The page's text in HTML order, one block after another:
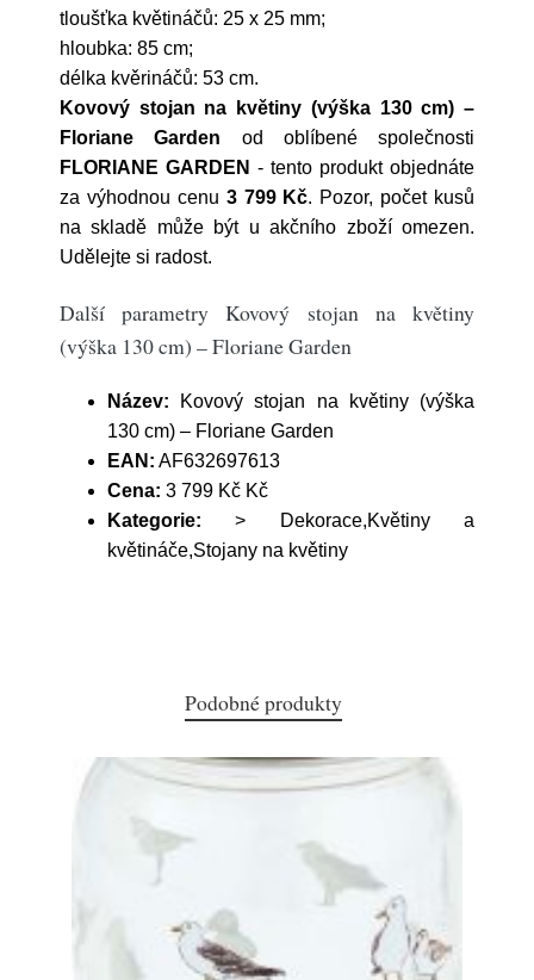
tloušťka květináčů: 25 x 25 mm;
hloubka: 85 cm;
délka kvěrináčů: 53 cm.
Kovový stojan na květiny (výška 130 cm) –
Floriane Garden od oblíbené společnosti
FLORIANE GARDEN - tento produkt objednáte
za výhodnou cenu 3 799 Kč. Pozor, počet kusů
na skladě může být u akčního zboží omezen.
Udělejte si radost.
Další parametry Kovový stojan na květiny
(výška 130 cm) – Floriane Garden
Název: Kovový stojan na květiny (výška
130 cm) – Floriane Garden
EAN: AF632697613
Cena: 3 799 Kč Kč
Kategorie: > Dekorace,Květiny a
květináče,Stojany na květiny
Podobné produkty